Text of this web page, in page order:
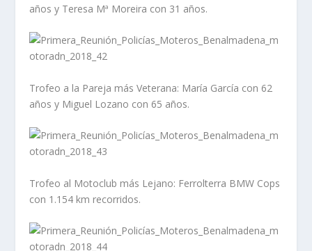
años y Teresa Mª Moreira con 31 años.
Trofeo a la Pareja más Veterana: María García con 62
años y Miguel Lozano con 65 años.
Trofeo al Motoclub más Lejano: Ferrolterra BMW Cops
con 1.154 km recorridos.